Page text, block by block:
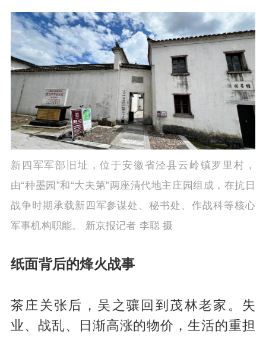
新四军军部旧址，位于安徽省泾县云岭镇罗里村，
由“种墨园”和“大夫第”两座清代地主庄园组成，在抗日
战争时期承载新四军参谋处、秘书处、作战科等核心
军事机构职能。 新京报记者 李聪 摄
纸面背后的烽火战事
茶庄关张后，吴之骧回到茂林老家。失
业、战乱、日渐高涨的物价，生活的重担